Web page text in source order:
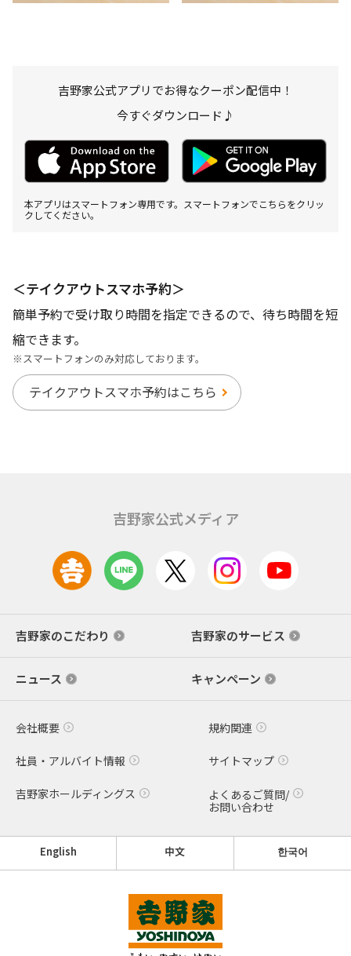
吉野家公式アプリでお得なクーポン配信中！
今すぐダウンロード♪
本アプリはスマートフォン専用です。スマートフォンでこちらをクリッ
クしてください。
＜テイクアウトスマホ予約＞
簡単予約で受け取り時間を指定できるので、待ち時間を短
縮できます。
※スマートフォンのみ対応しております。
テイクアウトスマホ予約はこちら
吉野家公式メディア
吉野家のこだわり 吉野家のサービス
ニュース キャンペーン
会社概要 規約関連
社員・アルバイト情報 サイトマップ
吉野家ホールディングス
よくあるご質問/
お問い合わせ
English 中文 한국어